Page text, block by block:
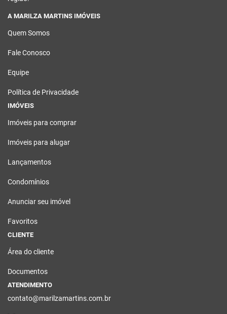
A MARILZA MARTINS IMÓVEIS
Quem Somos
Fale Conosco
Equipe
Política de Privacidade
IMÓVEIS
Imóveis para comprar
Imóveis para alugar
Lançamentos
Condomínios
Anunciar seu imóvel
Favoritos
CLIENTE
Área do cliente
Documentos
ATENDIMENTO
contato@marilzamartins.com.br